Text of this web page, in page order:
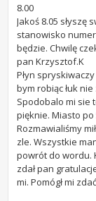
8.00
Jakoś 8.05 słyszę
stanowisko
będzie. Chwilę
pan Krzysztof.K
Płyn
bym robiąc łuk
Spodobalo mi sie
pięknie. Miasto po
Rozmawialiśmy
zle. Wszystkie
powrót do wordu.
zdał pan
mi. Pomógł mi